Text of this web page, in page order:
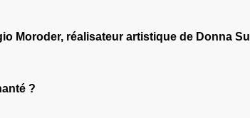
Moroder, réalisateur artistique de Donna
?